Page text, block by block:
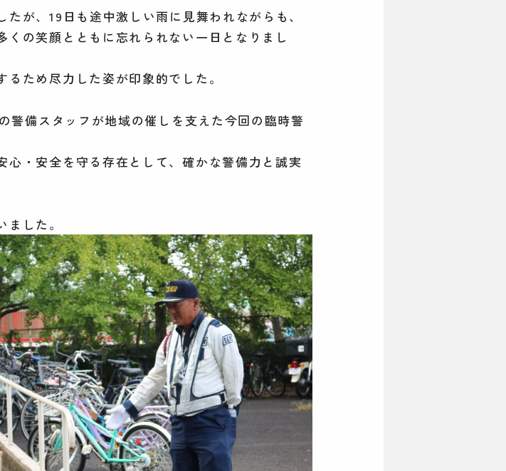
が、19日も途中激しい雨に見舞われながらも、
の笑顔とともに忘れられない一日となりまし
ため尽力した姿が印象的でした。
警備スタッフが地域の催しを支えた今回の臨時警
・安全を守る存在として、確かな警備力と誠実
した。